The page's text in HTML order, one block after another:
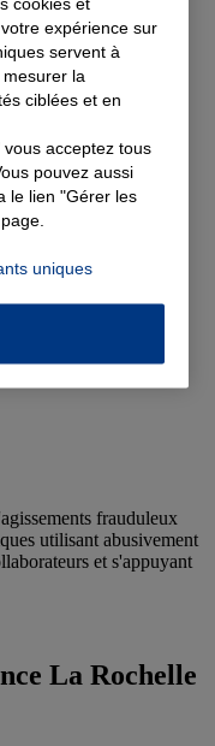
frauduleux
utilisant abusivement
et s'appuyant
La Rochelle
expérience sur
servent à
la
ciblées et en
acceptez tous
pouvez aussi
le lien "Gérer les
uniques